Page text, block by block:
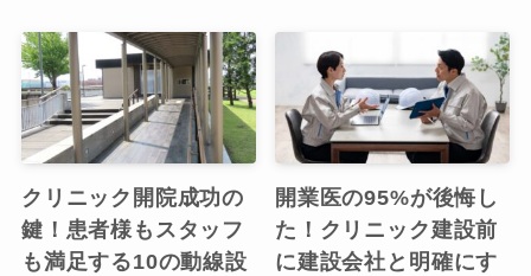
クリニック開院成功の
鍵！患者様もスタッフ
も満足する10の動線設
開業医の95%が後悔し
た！クリニック建設前
に建設会社と明確にす